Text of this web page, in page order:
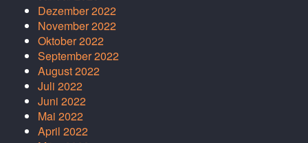
Dezember 2022
November 2022
Oktober 2022
September 2022
August 2022
Juli 2022
Juni 2022
Mai 2022
April 2022